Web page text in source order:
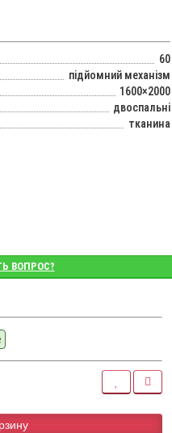
60
підйомний механізм
1600×2000
двоспальні
тканина
ВОПРОС?